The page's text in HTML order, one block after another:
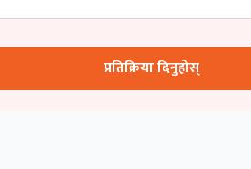
प्रतिक्रिया दिनुहोस्